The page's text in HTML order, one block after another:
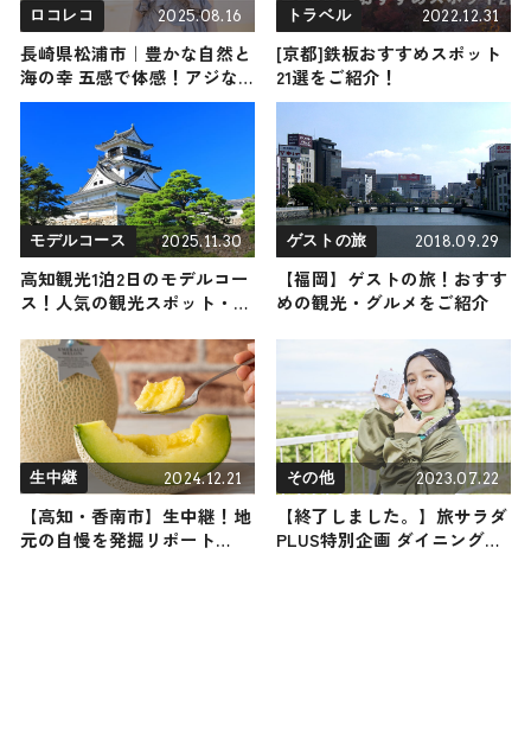
ロコレコ 2025.08.16
長崎県松浦市｜豊かな自然と
海の幸 五感で体感！アジな
旅！
トラベル 2022.12.31
[京都]鉄板おすすめスポット
21選をご紹介！
モデルコース 2025.11.30
高知観光1泊2日のモデルコー
ス！人気の観光スポット・名
紹介
ゲストの旅 2018.09.29
【福岡】ゲストの旅！おすす
めの観光・グルメをご紹介
生中継 2024.12.21
【高知・香南市】生中継！地
元の自慢を発掘リポート
その他 2023.07.22
【終了しました。】旅サラダ
PLUS特別企画 ダイニングカ